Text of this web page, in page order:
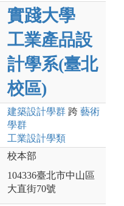
實踐大學
工業產品設
計學系(臺北
校區)
建築設計學群 跨 藝術
學群
工業設計學類
校本部
104336臺北市中山區
大直街70號